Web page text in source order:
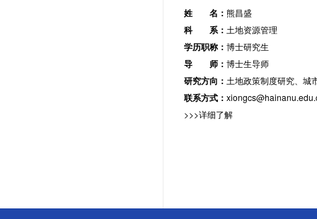
姓 名： 熊昌盛
科 系： 土地资源管理
学历职称： 博士研究生
导 师： 博士生导师
研究方向： 土地政策制度研究、城
联系方式：
>>>详细了解